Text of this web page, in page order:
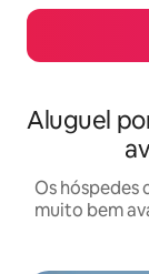
Aluguel
Os
muito bem